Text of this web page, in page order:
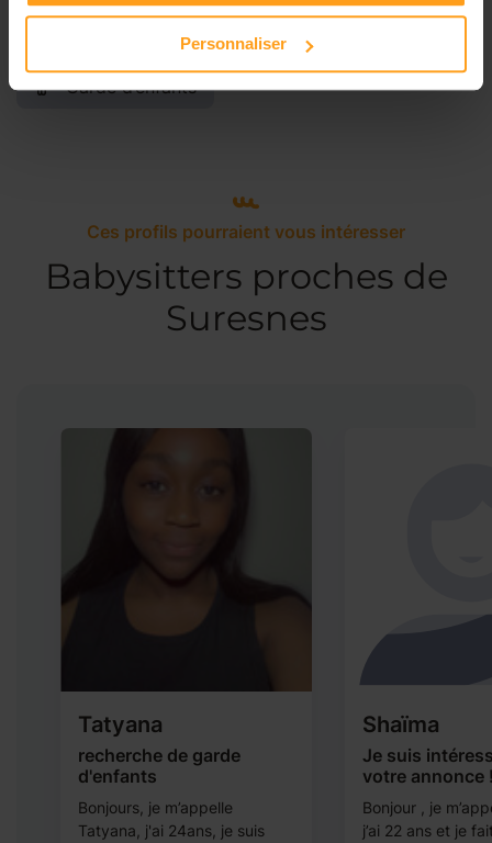
Personnaliser
Services proposés
Garde d’enfants
Ces profils pourraient vous intéresser
Babysitters proches de
Suresnes
Tatyana
recherche de garde
d'enfants
Bonjours, je m’appelle
Tatyana, j'ai 24ans, je suis
Shaïma
Je suis
votre annonce
Bonjour , je
j’ai 22 ans et je